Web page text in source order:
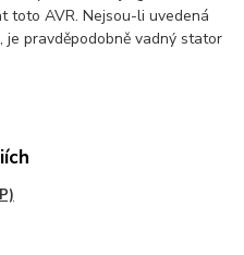
toto AVR. Nejsou-li uvedená
je pravděpodobně vadný stator